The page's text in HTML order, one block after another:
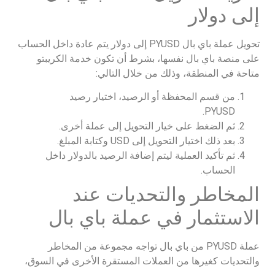
إلى دولار
تحويل عملة باي بال PYUSD إلى دولار يتم عادة داخل الحساب
على منصة باي بال نفسها، بشرط أن تكون خدمة الكريبتو
متاحة في المنطقة، وذلك من خلال التالي:
من قسم المحفظة أو الرصيد، اختيار رصيد
PYUSD.
ثم الضغط على خيار التحويل إلى عملة أخرى.
بعد ذلك اختيار التحويل إلى USD وكتابة المبلغ.
ثم تأكيد العملية ليتم إضافة الرصيد بالدولار داخل
الحساب.
المخاطر والتحديات عند
الاستثمار في عملة باي بال
عملة PYUSD من باي بال تواجه مجموعة من المخاطر
والتحديات كغيرها من العملات المستقرة الأخرى في السوق،